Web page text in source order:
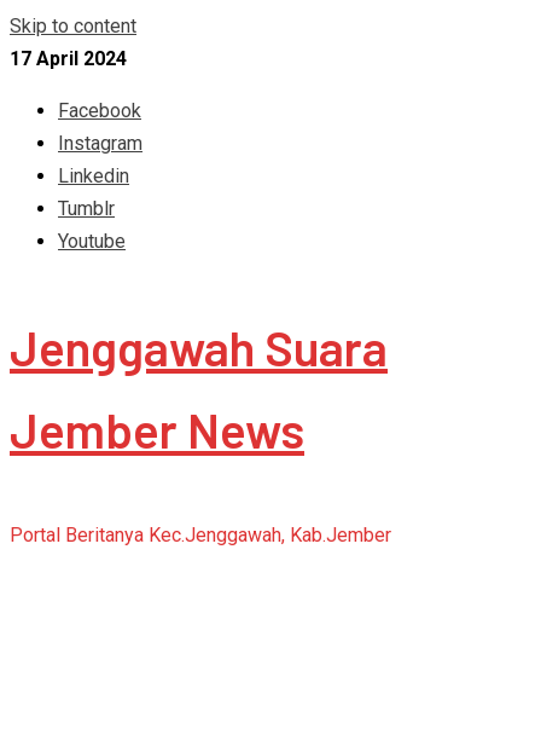
Skip to content
17 April 2024
Facebook
Instagram
Linkedin
Tumblr
Youtube
Jenggawah Suara
Jember News
Portal Beritanya Kec.Jenggawah, Kab.Jember